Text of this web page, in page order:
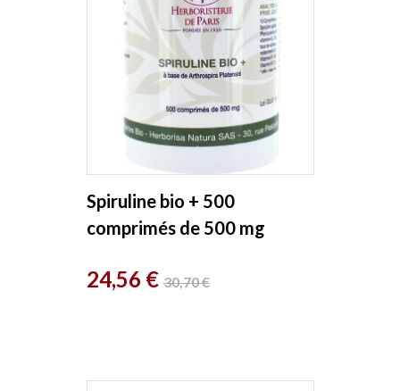
Spiruline bio + 500
comprimés de 500 mg
Prix
24,56 €Prix
30,70 €